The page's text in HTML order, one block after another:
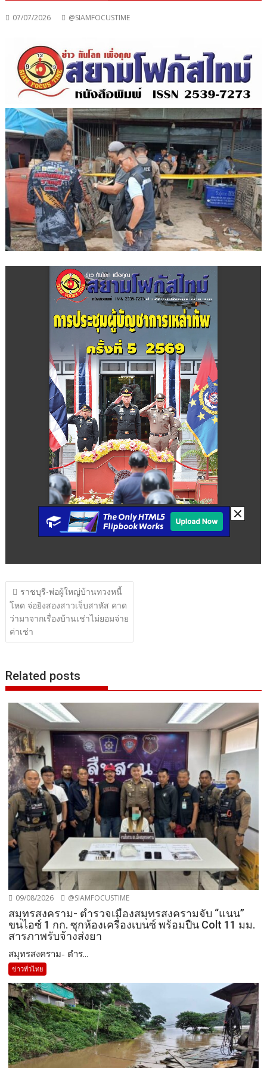
07/07/2026 @SIAMFOCUSTIME
แนะแนว
เรื่อง
ราชบุรี-พ่อผู้ใหญ่บ้านทวงหนี้
โหด จ่อยิงสองสาวเจ็บสาหัส คาด
ว่ามาจากเรื่องบ้านเช่าไม่ยอมจ่าย
ค่าเช่า
Related posts
09/08/2026 @SIAMFOCUSTIME
สมุทรสงคราม- ตำรวจเมืองสมุทรสงครามจับ “แนน”
ขนไอซ์ 1 กก. ซุกห้องเครื่องเบนซ์ พร้อมปืน Colt 11 มม.
สารภาพรับจ้างส่งยา
สมุทรสงคราม- ตำร...
ข่าวทั่วไทย